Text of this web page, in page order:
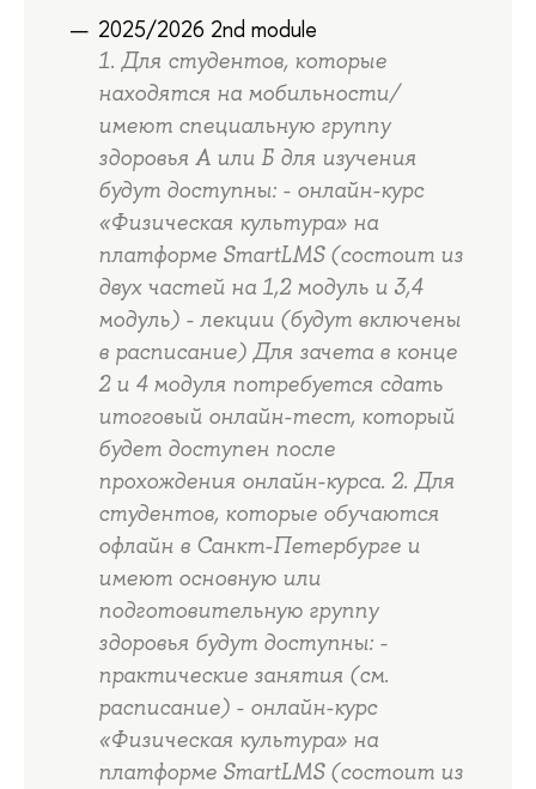
2025/2026 2nd module
1. Для студентов, которые
находятся на мобильности/
имеют специальную группу
здоровья А или Б для изучения
будут доступны: - онлайн-курс
«Физическая культура» на
платформе SmartLMS (состоит из
двух частей на 1,2 модуль и 3,4
модуль) - лекции (будут включены
в расписание) Для зачета в конце
2 и 4 модуля потребуется сдать
итоговый онлайн-тест, который
будет доступен после
прохождения онлайн-курса. 2. Для
студентов, которые обучаются
офлайн в Санкт-Петербурге и
имеют основную или
подготовительную группу
здоровья будут доступны: -
практические занятия (см.
расписание) - онлайн-курс
«Физическая культура» на
платформе SmartLMS (состоит из